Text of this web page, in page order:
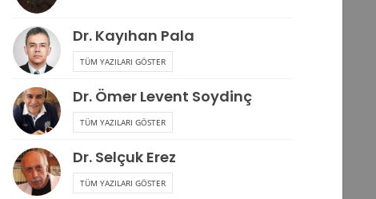
Dr. Kayıhan Pala
TÜM YAZILARI GÖSTER
Dr. Ömer Levent Soydinç
TÜM YAZILARI GÖSTER
Dr. Selçuk Erez
TÜM YAZILARI GÖSTER